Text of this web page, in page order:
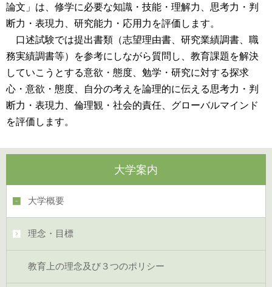
論文」は、修学に必要な知識・技能・理解力、思考力・判
断力・表現力、研究能力・応用力を評価します。
口述試験では提出書類（志望理由書、研究業績調書、職
務実績調書等）を参考にしながら質問し、教育課題を解決
していこうとする意欲・態度、勉学・研究に対する探求
心・意欲・態度、自分の考えを論理的に伝える思考力・判
断力・表現力、倫理観・社会的責任、グローバルマインド
を評価します。
大学案内
大学概要
理念・目標
教育上の理念及び３つのポリシー